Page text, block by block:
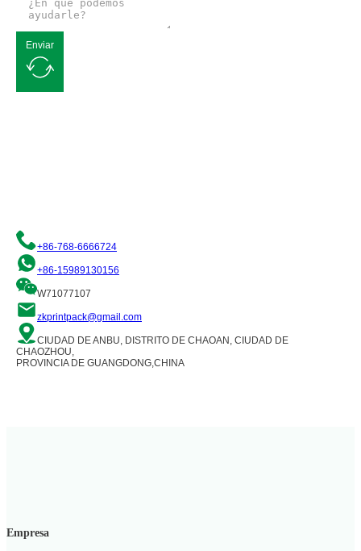
Enviar
+86-768-6666724
+86-15989130156
W71077107
zkprintpack@gmail.com
CIUDAD DE ANBU, DISTRITO DE CHAOAN, CIUDAD DE
CHAOZHOU,
PROVINCIA DE GUANGDONG,CHINA
Empresa